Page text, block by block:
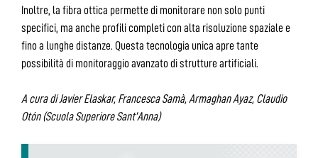
Inoltre, la fibra ottica permette di monitorare non solo punti
specifici, ma anche profili completi con alta risoluzione spaziale e
fino a lunghe distanze. Questa tecnologia unica apre tante
possibilità di monitoraggio avanzato di strutture artificiali.
A cura di Javier Elaskar, Francesca Samà, Armaghan Ayaz, Claudio
Otón (Scuola Superiore Sant’Anna)